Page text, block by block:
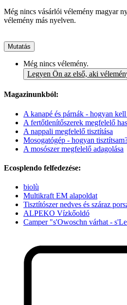
Még nincs vásárlói vélemény magyar
vélemény más nyelven.
Mutatás
Még nincs vélemény.
Legyen Ön az első, aki
Magazinunkból:
A kanapé és párnák - hogyan
A fertőtlenítőszerek megfelelő
A nappali megfelelő tisztítása
Mosogatógép - hogyan
A mosószer megfelelő adagolása
Ecosplendo felfedezése:
biolù
Multikraft EM alapoldat
Tisztítószer nedves és száraz
ALPEKO Vízkőoldó
Camper "s'Owoschn várhat -